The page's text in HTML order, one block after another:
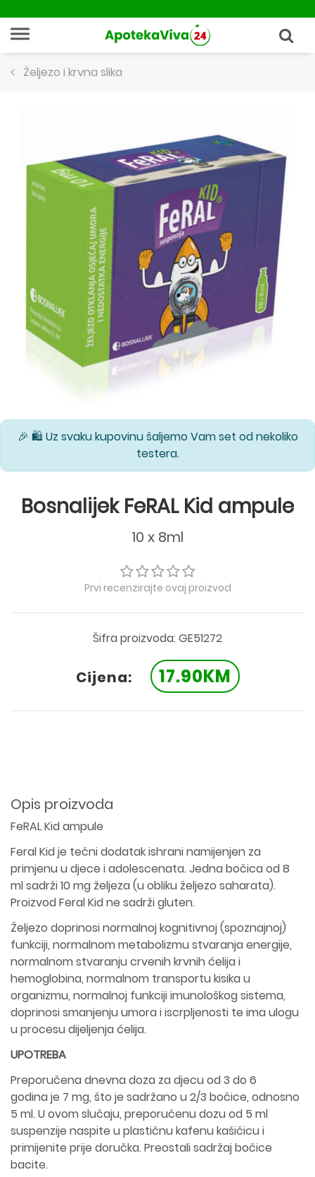
Željezo i krvna slika
🎉 🛍️ Uz svaku kupovinu šaljemo Vam set od nekoliko
testera.
Bosnalijek FeRAL Kid ampule
10 x 8ml
Prvi recenzirajte ovaj proizvod
Šifra proizvoda: GE51272
Cijena: 17.90KM
Opis proizvoda
FeRAL Kid ampule
Feral Kid je tečni dodatak ishrani namijenjen za
primjenu u djece i adolescenata. Jedna bočica od 8
ml sadrži 10 mg željeza (u obliku željezo saharata).
Proizvod Feral Kid ne sadrži gluten.
Željezo doprinosi normalnoj kognitivnoj (spoznajnoj)
funkciji, normalnom metabolizmu stvaranja energije,
normalnom stvaranju crvenih krvnih ćelija i
hemoglobina, normalnom transportu kisika u
organizmu, normalnoj funkciji imunološkog sistema,
doprinosi smanjenju umora i iscrpljenosti te ima ulogu
u procesu dijeljenja ćelija.
UPOTREBA
Preporučena dnevna doza za djecu od 3 do 6
godina je 7 mg, što je sadržano u 2/3 bočice, odnosno
5 ml. U ovom slučaju, preporučenu dozu od 5 ml
suspenzije naspite u plastičnu kafenu kašičicu i
primijenite prije doručka. Preostali sadržaj bočice
bacite.